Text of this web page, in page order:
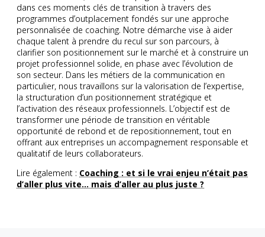
dans ces moments clés de transition à travers des
programmes d’outplacement fondés sur une approche
personnalisée de coaching. Notre démarche vise à aider
chaque talent à prendre du recul sur son parcours, à
clarifier son positionnement sur le marché et à construire un
projet professionnel solide, en phase avec l’évolution de
son secteur. Dans les métiers de la communication en
particulier, nous travaillons sur la valorisation de l’expertise,
la structuration d’un positionnement stratégique et
l’activation des réseaux professionnels. L’objectif est de
transformer une période de transition en véritable
opportunité de rebond et de repositionnement, tout en
offrant aux entreprises un accompagnement responsable et
qualitatif de leurs collaborateurs.
Lire également : Coaching : et si le vrai enjeu n’était pas
d’aller plus vite… mais d’aller au plus juste ?